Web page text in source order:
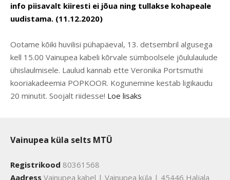
info piisavalt kiiresti ei jõua ning tullakse kohapeale
uudistama. (11.12.2020)
Ootame kõiki huvilisi pühapäeval, 13. detsembril algusega
kell 15.00 Vainupea kabeli kõrvale sümboolsele jõululaulude
ühislaulmisele. Laulud kannab ette Veronika Portsmuthi
kooriakadeemia POPKOOR. Kogunemine kestab ligikaudu
20 minutit. Soojalt riidesse! Loe lisaks
Vainupea küla selts MTÜ
Registrikood 80361568
Aadress Vainupea kabel | Vainupea küla | 45446 Haljala